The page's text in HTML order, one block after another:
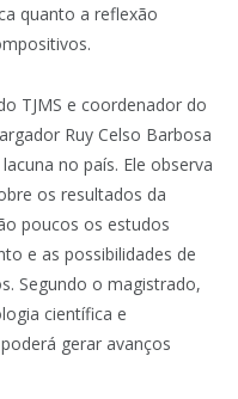
quanto a reflexão
TJMS e coordenador do
Ruy Celso Barbosa
no país. Ele observa
os resultados da
poucos os estudos
e as possibilidades de
Segundo o magistrado,
científica e
gerar avanços